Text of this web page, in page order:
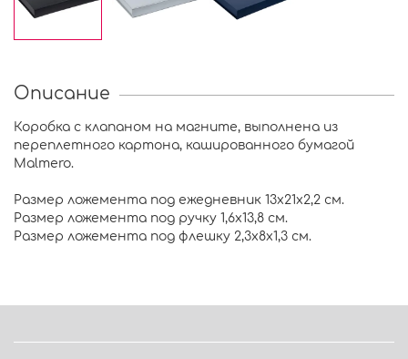
Описание
Коробка с клапаном на магните, выполнена из
переплетного картона, кашированного бумагой
Malmero.
Размер ложемента под ежедневник 13х21х2,2 см.
Размер ложемента под ручку 1,6х13,8 см.
Размер ложемента под флешку 2,3х8х1,3 см.